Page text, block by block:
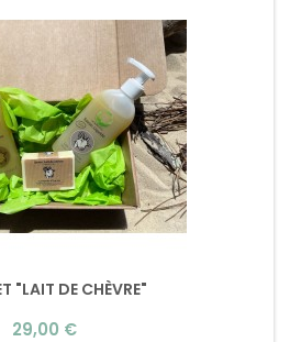
"LAIT DE CHÈVRE"
Preu
29,00 €